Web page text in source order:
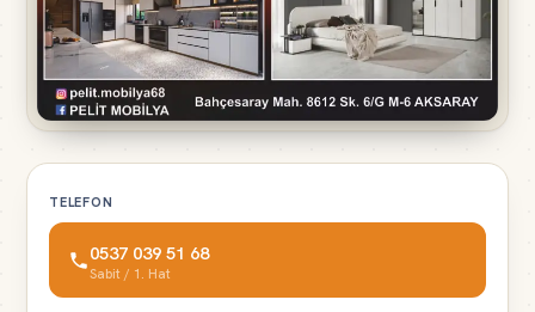
TELEFON
0537 039 51 68
Sabit / 1. Hat